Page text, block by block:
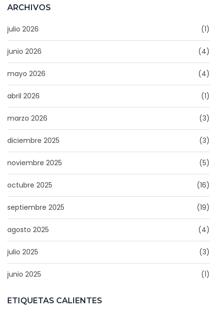
ARCHIVOS
julio 2026 (1)
junio 2026 (4)
mayo 2026 (4)
abril 2026 (1)
marzo 2026 (3)
diciembre 2025 (3)
noviembre 2025 (5)
octubre 2025 (16)
septiembre 2025 (19)
agosto 2025 (4)
julio 2025 (3)
junio 2025 (1)
ETIQUETAS CALIENTES